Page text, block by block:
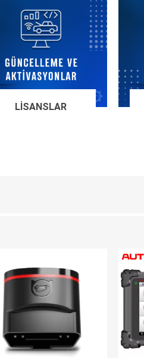
Adblue Emülator
Kolon Kilidi Emülatörleri
Binek Araç Emülatörleri
LISANSLAR